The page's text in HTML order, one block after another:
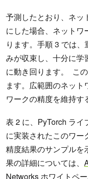
予測したとおり、ネッ
にした場合、ネットワ
ります。手順 3 では
みが収束し、十分に学
に動き回ります。 こ
ます。広範囲のネット
ワークの精度を維持す
表 2 に、PyTorch ライ
に実装されたこのワ
精度結果のサンプルを
果の詳細については、
Networks ホワイトペ